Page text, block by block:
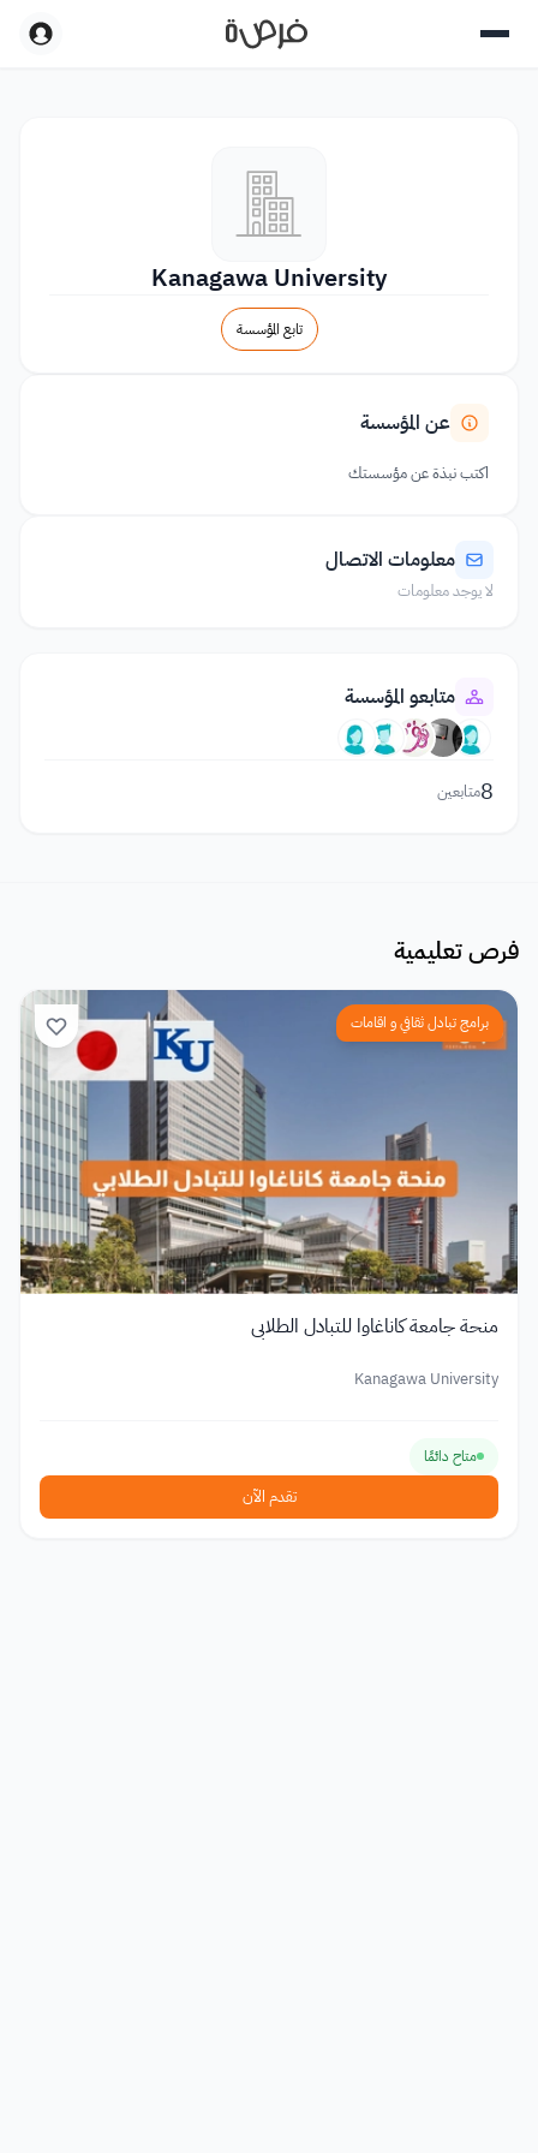
Kanagawa University
تابع المؤسسة
عن المؤسسة
اكتب نبذة عن مؤسستك
معلومات الاتصال
لا يوجد معلومات
متابعو المؤسسة
8متابعين
فرص تعليمية
برامج تبادل ثقافي و اقامات
منحة جامعة كاناغاوا للتبادل الطلابي
Kanagawa University
متاح دائمًا
تقدم الآن